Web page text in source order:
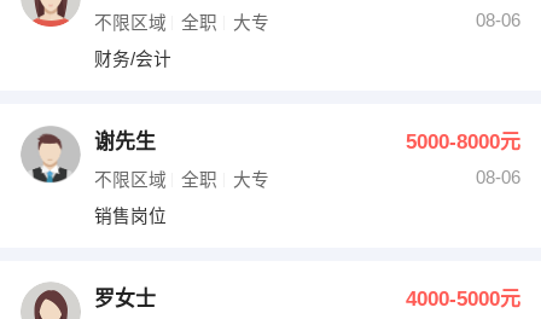
不限区域 全职 大专
08-06
财务/会计
谢先生 5000-8000元
不限区域 全职 大专
08-06
销售岗位
罗女士 4000-5000元